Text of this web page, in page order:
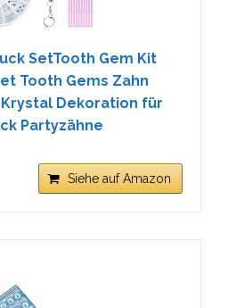
SetTooth Gem Kit
Tooth Gems Zahn
Dekoration für
Partyzähne
Siehe auf Amazon